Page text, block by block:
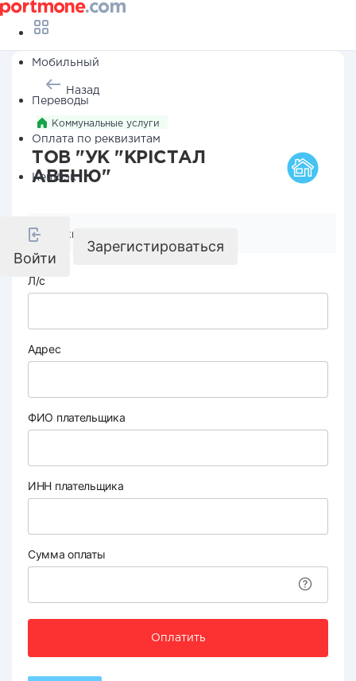
Мобильный
Переводы
Оплата по реквизитам
Кешбэк
Войти
Зарегистироваться
Назад
Коммунальные услуги
ТОВ "УК "КРІСТАЛ
АВЕНЮ"
Реквизиты компании
Л/с
Адрес
ФИО плательщика
ИНН плательщика
Сумма оплаты
Оплатить